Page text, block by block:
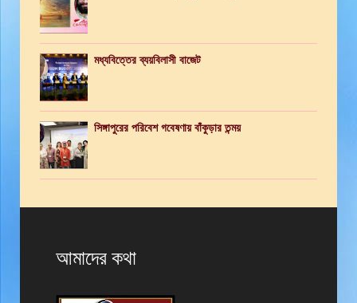
মধ্যবিত্তের ব্যয়বিলাসী বাজেট
সিঙ্গাপুরের পরিবেশ গবেষণায় বাঁকুড়ার তন্ময়
আমাদের কথা